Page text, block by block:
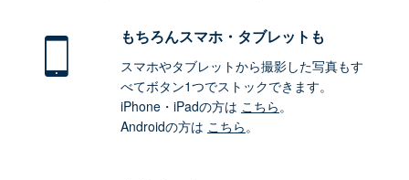
もちろんスマホ・タブレットも
スマホやタブレットから撮影した写真もす
べてボタン1つでストックできます。
iPhone・iPadの方は こちら。
Androidの方は こちら。